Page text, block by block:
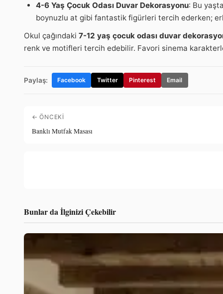
4-6 Yaş Çocuk Odası Duvar Dekorasyonu: Bu
boynuzlu at gibi fantastik figürleri tercih ederken;
Okul çağındaki 7-12 yaş çocuk odası duvar
renk ve motifleri tercih edebilir. Favori sinema
Paylaş: Facebook Twitter Pinterest Email
← ÖNCEKI
Banklı Mutfak Masası
Bunlar da İlginizi Çekebilir